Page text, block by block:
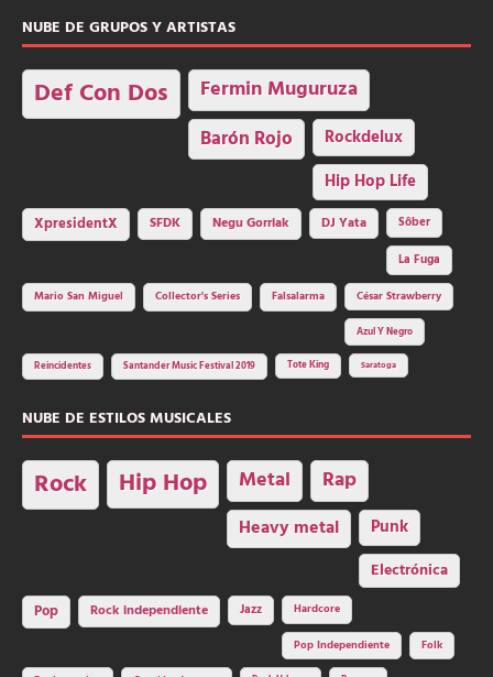
NUBE DE GRUPOS Y ARTISTAS
Def Con Dos Fermin Muguruza
Barón Rojo Rockdelux
Hip Hop Life
XpresidentX SFDK Negu Gorriak DJ Yata
Sôber
La Fuga
Mario San Miguel
Collector's Series Falsalarma César Strawberry
Azul Y Negro
Reincidentes Santander Music Festival 2019 Tote King Saratoga
NUBE DE ESTILOS MUSICALES
Rock Hip Hop Metal Rap
Heavy metal Punk
Electrónica
Pop Rock independiente Jazz Hardcore
Pop Independiente Folk